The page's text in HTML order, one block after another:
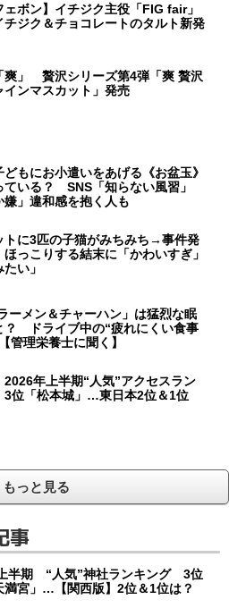
ェボン】イチジク主役「FIG fair」
ジク＆チョコレートのタルト新発
爽」 贅沢シリーズ第4弾「爽 贅沢
インマスカット」発売
どもにお小遣いをあげる《お盆玉》
ている？ SNS「知らない風習」
嫌」違和感を抱く人も
トに3匹の子猫がみちみち→事件発
っこりする結末に「かわいすぎ」
たい」
ーメン＆チャーハン」は猛烈な眠
？ ドライブ中の“疲れにくい食事
管理栄養士に聞く】
2026年上半期“人気”アクセスラン
位「松本城」…東日本2位＆1位
もっと見る
事
半期 “人気”神社ランキング 3位
満宮」…【関西版】2位＆1位は？